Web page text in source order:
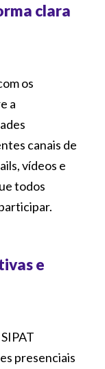
clara
os
a
canais de
vídeos e
todos
e
presenciais